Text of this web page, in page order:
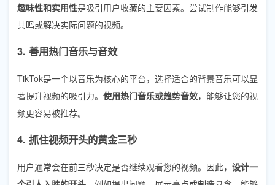
趣味性和实用性是吸引用户收藏的主要因素。尝试制作能够引发
共鸣或解决实际问题的视频。
3. 善用热门音乐与音效
TikTok是一个以音乐为核心的平台，选择适合的背景音乐可以显
著提升视频的吸引力。 使用热门音乐或趋势音效，能够让您的视
频更容易被推荐。
4. 抓住视频开头的黄金三秒
用户通常会在前三秒决定是否继续观看您的视频。因此， 设计一